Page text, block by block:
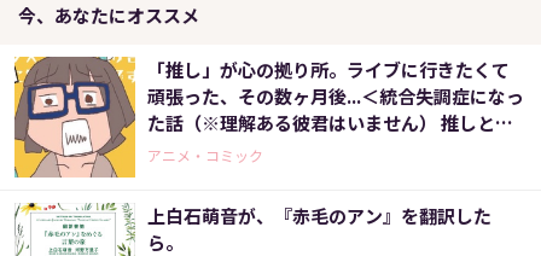
今、あなたにオススメ
「推し」が心の拠り所。ライブに行きたくて
頑張った、その数ヶ月後...＜統合失調症になっ
た話（※理解ある彼君はいません） 推しと福
祉に救われて社会復帰するまでの劇的1400日
アニメ・コミック
上白石萌音が、『赤毛のアン』を翻訳した
ら。